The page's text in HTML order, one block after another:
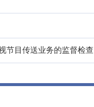
节目传送业务的监督检查